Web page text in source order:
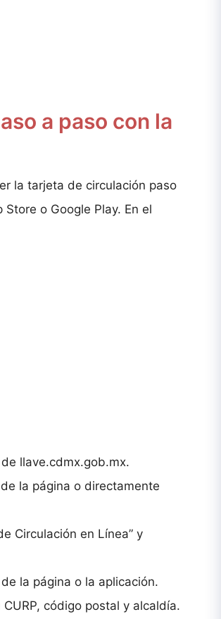
a paso con la
la tarjeta de circulación paso
o Google Play. En el
llave.cdmx.gob.mx.
la página o directamente
Circulación en Línea” y
la página o la aplicación.
código postal y alcaldía.